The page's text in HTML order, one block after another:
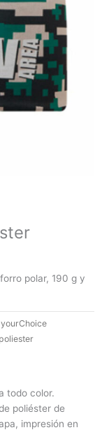
polar, 190 g y
yourChoice
poliester
todo color.
poliéster de
impresión en